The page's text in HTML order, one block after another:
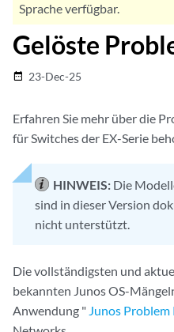
Sprache verfügbar.
Gelöste
date_range 23-Dec-25
Erfahren Sie mehr über die
für Switches der EX-Serie
HINWEIS: Die
sind in dieser Version
nicht unterstützt.
Die vollständigsten und
bekannten Junos OS-
Anwendung " Junos Problem